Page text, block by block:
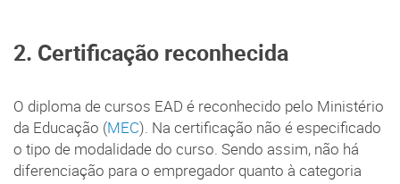
2. Certificação reconhecida
O diploma de cursos EAD é reconhecido pelo Ministério
da Educação (MEC). Na certificação não é especificado
o tipo de modalidade do curso. Sendo assim, não há
diferenciação para o empregador quanto à categoria